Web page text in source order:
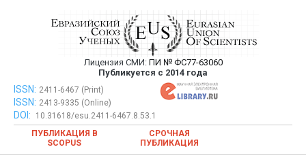
Евразийский Союз Ученых —
публикация научных статей в
ежемесячном научном журнале
Лицензия СМИ: ПИ № ФС77-63060
Публикуется с 2014 года
Евразийский Союз Ученых — публикация научных статей в
ежемесячном научном журнале
ISSN: 2411-6467 (Print)
ISSN: 2413-9335 (Online)
DOI:
10.31618/esu.2411-6467.8.53.1
ПУБЛИКАЦИЯ В
SCOPUS
СРОЧНАЯ
ПУБЛИКАЦИЯ